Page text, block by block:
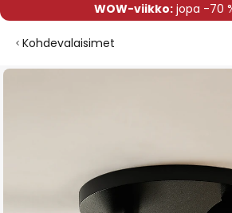
WOW-viikko:jopa -70
Kohdevalaisimet
Skip